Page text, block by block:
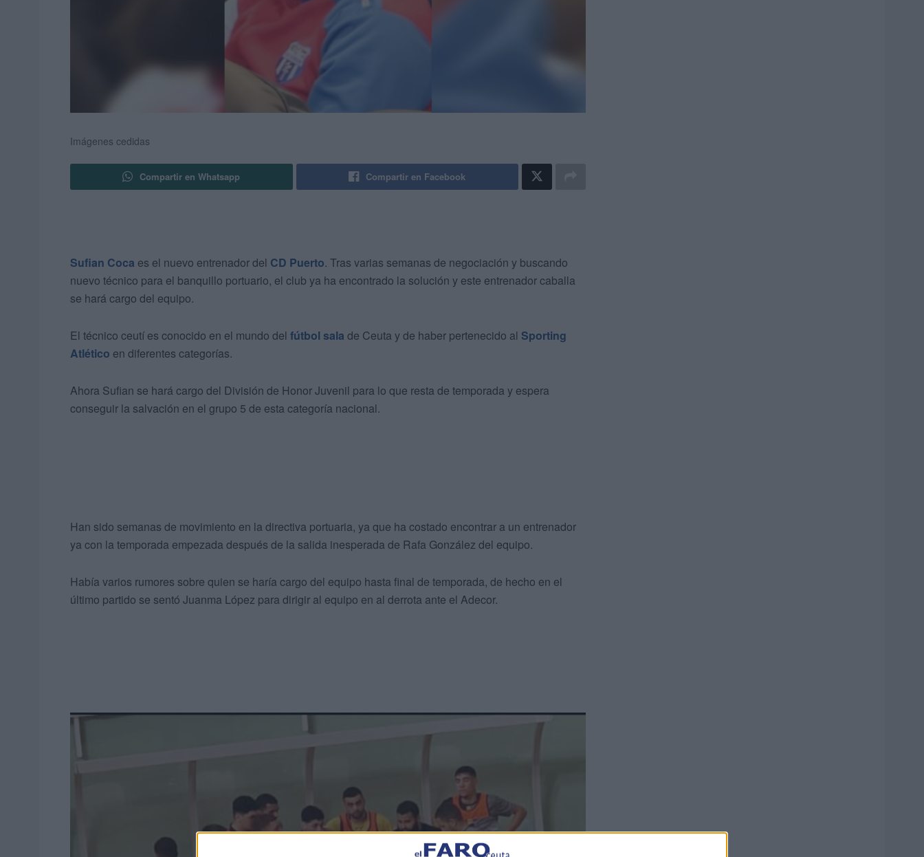
Imágenes cedidas
Compartir en Whatsapp Compartir en Facebook
Sufian Coca es el nuevo entrenador del CD Puerto. Tras varias semanas de negociación y buscando
nuevo técnico para el banquillo portuario, el club ya ha encontrado la solución y este entrenador caballa
se hará cargo del equipo.
El técnico ceutí es conocido en el mundo del fútbol sala de Ceuta y de haber pertenecido al Sporting
Atlético en diferentes categorías.
Ahora Sufian se hará cargo del División de Honor Juvenil para lo que resta de temporada y espera
conseguir la salvación en el grupo 5 de esta categoría nacional.
Han sido semanas de movimiento en la directiva portuaria, ya que ha costado encontrar a un entrenador
ya con la temporada empezada después de la salida inesperada de Rafa González del equipo.
Había varios rumores sobre quien se haría cargo del equipo hasta final de temporada, de hecho en el
último partido se sentó Juanma López para dirigir al equipo en al derrota ante el Adecor.